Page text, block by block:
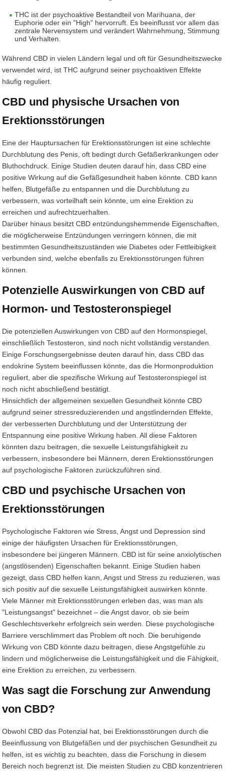
THC ist der psychoaktive Bestandteil von Marihuana, der
Euphorie oder ein "High" hervorruft. Es beeinflusst vor allem das
zentrale Nervensystem und verändert Wahrnehmung, Stimmung
und Verhalten.
Während CBD in vielen Ländern legal und oft für Gesundheitszwecke
verwendet wird, ist THC aufgrund seiner psychoaktiven Effekte
häufig reguliert.
CBD und physische Ursachen von
Erektionsstörungen
Eine der Hauptursachen für Erektionsstörungen ist eine schlechte
Durchblutung des Penis, oft bedingt durch Gefäßerkrankungen oder
Bluthochdruck. Einige Studien deuten darauf hin, dass CBD eine
positive Wirkung auf die Gefäßgesundheit haben könnte. CBD kann
helfen, Blutgefäße zu entspannen und die Durchblutung zu
verbessern, was vorteilhaft sein könnte, um eine Erektion zu
erreichen und aufrechtzuerhalten.
Darüber hinaus besitzt CBD entzündungshemmende Eigenschaften,
die möglicherweise Entzündungen verringern können, die mit
bestimmten Gesundheitszuständen wie Diabetes oder Fettleibigkeit
verbunden sind, welche ebenfalls zu Erektionsstörungen führen
können.
Potenzielle Auswirkungen von CBD auf
Hormon- und Testosteronspiegel
Die potenziellen Auswirkungen von CBD auf den Hormonspiegel,
einschließlich Testosteron, sind noch nicht vollständig verstanden.
Einige Forschungsergebnisse deuten darauf hin, dass CBD das
endokrine System beeinflussen könnte, das die Hormonproduktion
reguliert, aber die spezifische Wirkung auf Testosteronspiegel ist
noch nicht abschließend bestätigt.
Hinsichtlich der allgemeinen sexuellen Gesundheit könnte CBD
aufgrund seiner stressreduzierenden und angstlindernden Effekte,
der verbesserten Durchblutung und der Unterstützung der
Entspannung eine positive Wirkung haben. All diese Faktoren
könnten dazu beitragen, die sexuelle Leistungsfähigkeit zu
verbessern, insbesondere bei Männern, deren Erektionsstörungen
auf psychologische Faktoren zurückzuführen sind.
CBD und psychische Ursachen von
Erektionsstörungen
Psychologische Faktoren wie Stress, Angst und Depression sind
einige der häufigsten Ursachen für Erektionsstörungen,
insbesondere bei jüngeren Männern. CBD ist für seine anxiolytischen
(angstlösenden) Eigenschaften bekannt. Einige Studien haben
gezeigt, dass CBD helfen kann, Angst und Stress zu reduzieren, was
sich positiv auf die sexuelle Leistungsfähigkeit auswirken könnte.
Viele Männer mit Erektionsstörungen erleben das, was man als
"Leistungsangst" bezeichnet – die Angst davor, ob sie beim
Geschlechtsverkehr erfolgreich sein werden. Diese psychologische
Barriere verschlimmert das Problem oft noch. Die beruhigende
Wirkung von CBD könnte dazu beitragen, diese Angstgefühle zu
lindern und möglicherweise die Leistungsfähigkeit und die Fähigkeit,
eine Erektion zu erreichen, zu verbessern.
Was sagt die Forschung zur Anwendung
von CBD?
Obwohl CBD das Potenzial hat, bei Erektionsstörungen durch die
Beeinflussung von Blutgefäßen und der psychischen Gesundheit zu
helfen, ist es wichtig zu beachten, dass die Forschung in diesem
Bereich noch begrenzt ist. Die meisten Studien zu CBD konzentrieren